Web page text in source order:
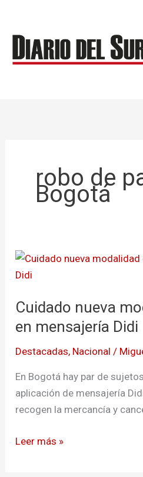
contenido
robo de
Bogotá
Cuidado nueva
en mensajería Didi
Destacadas, Nacional /
En Bogotá hay par de
aplicación de mensajería
recogen la mercancía y
Cuidado
nueva
de
robo
mensajería
Didi
Leer más »